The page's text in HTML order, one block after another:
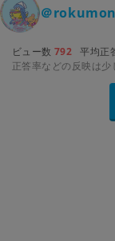
＠
ビュー数 792 平均正
正答率などの反映は少